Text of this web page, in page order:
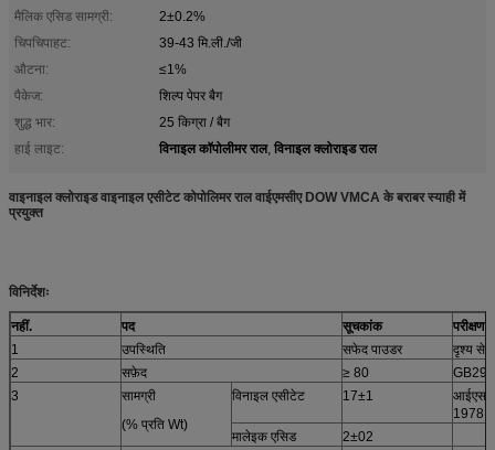
मैलिक एसिड सामग्री:
2±0.2%
चिपचिपाहट:
39-43 मि.ली./जी
औटना:
≤1%
पैकेज:
शिल्प पेपर बैग
शुद्ध भार:
25 किग्रा / बैग
हाई लाइट:
विनाइल कॉपोलीमर राल, विनाइल क्लोराइड राल
वाइनाइल क्लोराइड वाइनाइल एसीटेट कोपोलिमर राल वाईएमसीए DOW VMCA के बराबर स्याही में
प्रयुक्त
विनिर्देशः
नहीं. पद सूचकांक
परीक्षण
1
उपस्थिति सफेद पाउडर
दृश्य से
2
सफ़ेद ≥ 80
3
सामग्री
(% प्रति Wt)
विनाइल एसीटेट 17±1
1978
मालेइक एसिड
2±02